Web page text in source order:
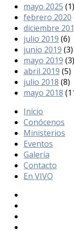
mayo 2025 (1)
febrero 2020
diciembre
julio 2019 (6)
junio 2019 (3)
mayo 2019 (3)
abril 2019 (5)
julio 2018 (8)
mayo 2018
Inicio
Conócenos
Ministerios
Eventos
Galería
Contacto
En VIVO